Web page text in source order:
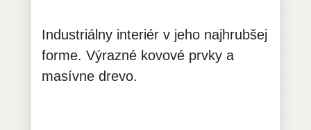
Industriálny interiér v jeho najhrubšej
forme. Výrazné kovové prvky a
masívne drevo.